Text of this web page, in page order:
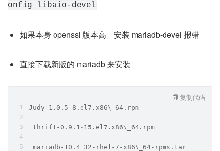
onfig libaio-devel
如果本身 openssl 版本高，安装 mariadb-devel 报错
直接下载新版的 mariadb 来安装
Judy-1.0.5-8.el7.x86\_64.rpm
thrift-0.9.1-15.el7.x86\_64.rpm
mariadb-10.4.32-rhel-7-x86\_64-rpms.tar
复制代码